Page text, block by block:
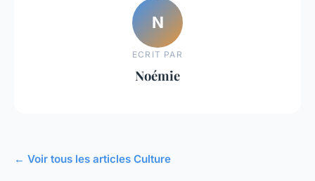
N
ECRIT PAR
Noémie
← Voir tous les articles Culture